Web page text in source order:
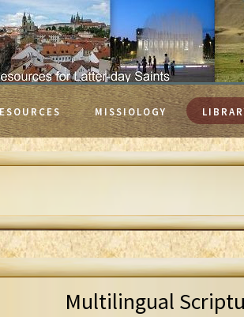
MISSIOLOGY
Multilingual